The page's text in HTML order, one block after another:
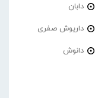
دابان
داریوش صفری
دانوش